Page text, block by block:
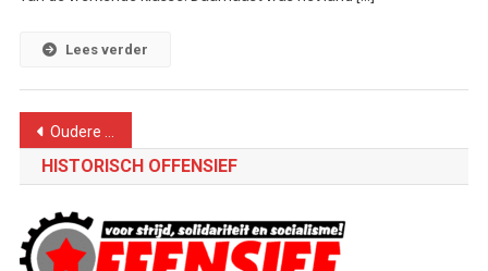
Lees verder
Berichtennavigatie
Oudere berichten
HISTORISCH OFFENSIEF